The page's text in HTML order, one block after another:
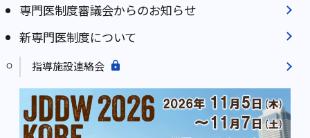
専門医制度審議会からのお知らせ
新専門医制度について
指導施設連絡会